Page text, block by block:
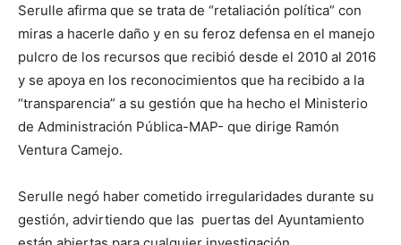
Serulle afirma que se trata de “retaliación política” con
miras a hacerle daño y en su feroz defensa en el manejo
pulcro de los recursos que recibió desde el 2010 al 2016
y se apoya en los reconocimientos que ha recibido a la
“transparencia” a su gestión que ha hecho el Ministerio
de Administración Pública-MAP- que dirige Ramón
Ventura Camejo.
Serulle negó haber cometido irregularidades durante su
gestión, advirtiendo que las puertas del Ayuntamiento